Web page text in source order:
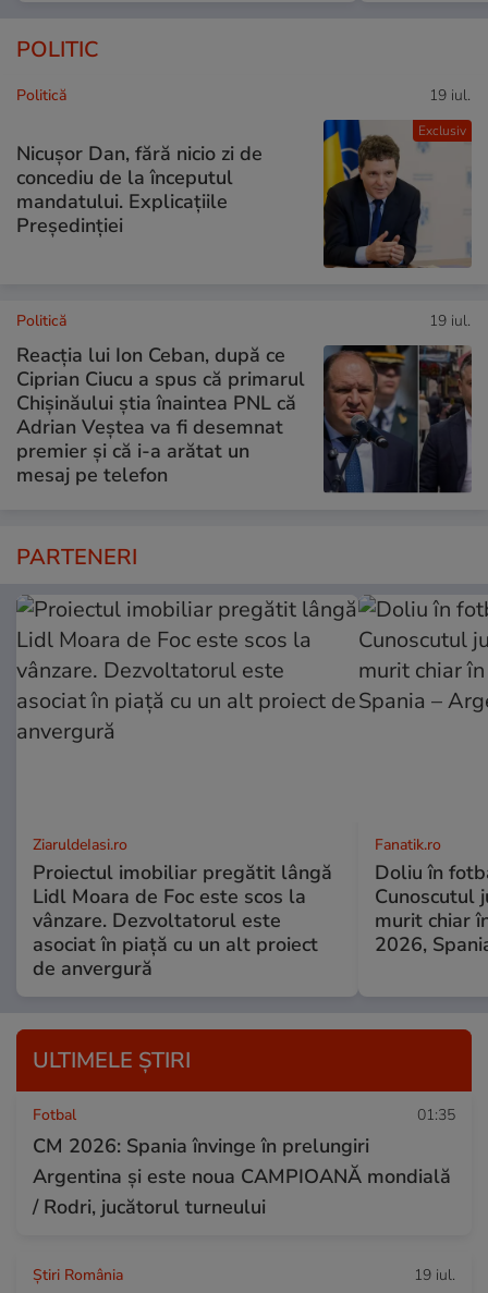
POLITIC
Exclusiv
Politică 19 iul.
Nicușor Dan, fără nicio zi de
concediu de la începutul
mandatului. Explicațiile
Președinției
Politică 19 iul.
Reacția lui Ion Ceban, după ce
Ciprian Ciucu a spus că primarul
Chișinăului știa înaintea PNL că
Adrian Veștea va fi desemnat
premier și că i-a arătat un
mesaj pe telefon
PARTENERI
ZiaruldeIasi.ro
Proiectul imobiliar pregătit lângă
Lidl Moara de Foc este scos la
vânzare. Dezvoltatorul este
asociat în piață cu un alt proiect
de anvergură
Fanatik.ro
Doliu în
Cunoscutul
murit chiar
2026,
ULTIMELE ȘTIRI
Fotbal 01:35
CM 2026: Spania învinge în prelungiri
Argentina și este noua CAMPIOANĂ mondială
/ Rodri, jucătorul turneului
Știri România 19 iul.